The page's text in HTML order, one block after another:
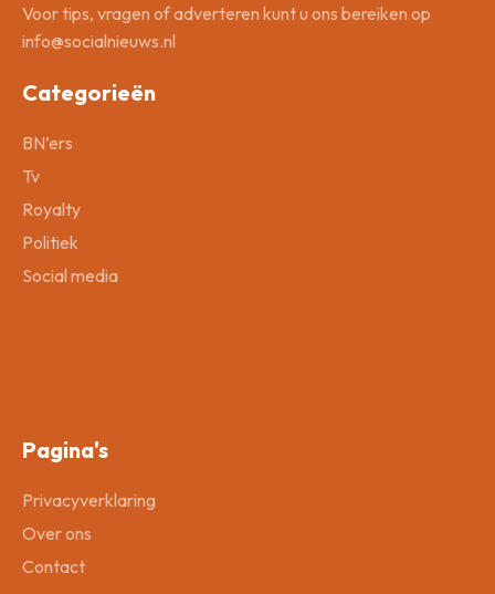
Voor tips, vragen of adverteren kunt u ons bereiken op
info@socialnieuws.nl
Categorieën
BN’ers
Tv
Royalty
Politiek
Social media
Pagina's
Privacyverklaring
Over ons
Contact